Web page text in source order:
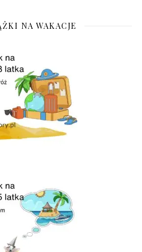
NA WAKACJE